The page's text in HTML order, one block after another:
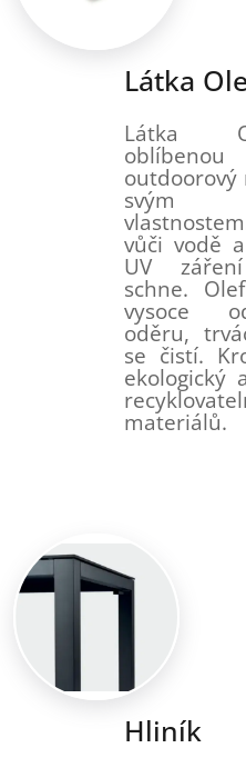
Látka
Látka
outdoorový
svým
vůči vodě
UV
schne.
vysoce
oděru,
se čistí.
ekologický
materiálů.
Hliník